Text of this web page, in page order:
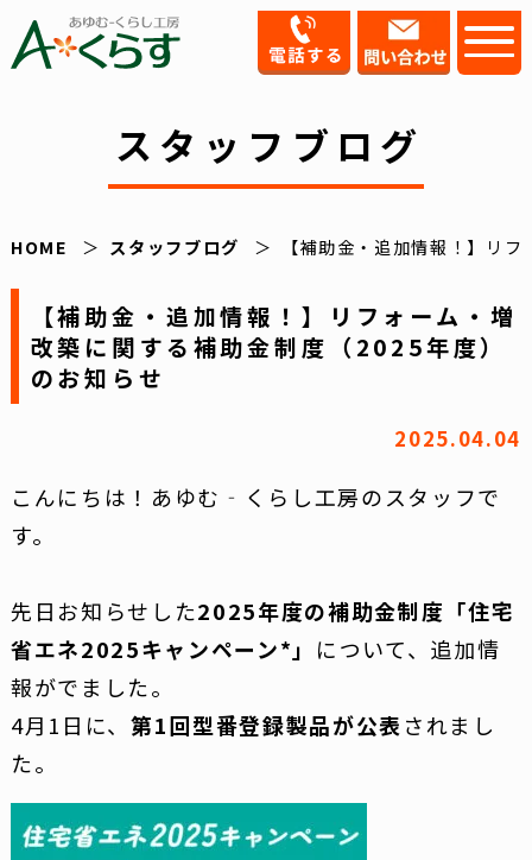
スタッフブログ
HOME スタッフブログ 【補助金・追加情報！】リ
【補助金・追加情報！】リフォーム・増
改築に関する補助金制度（2025年度）
のお知らせ
2025.04.04
こんにちは！あゆむ‐くらし工房のスタッフで
す。
先日お知らせした2025年度の補助金制度「住宅
省エネ2025キャンペーン*」 について、追加情
報がでました。
4月1日に、 第1回型番登録製品が公表されまし
た。